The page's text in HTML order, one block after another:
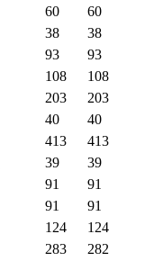
60
60
38
38
93
93
108
108
203
203
40
40
413
413
39
39
91
91
91
91
124
124
283
282